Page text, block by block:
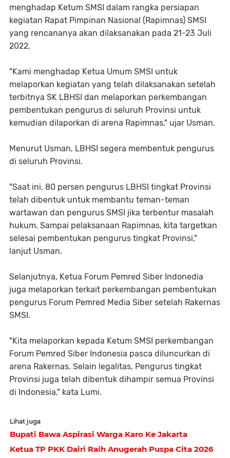
menghadap Ketum SMSI dalam rangka persiapan
kegiatan Rapat Pimpinan Nasional (Rapimnas) SMSI
yang rencananya akan dilaksanakan pada 21-23 Juli
2022.
"Kami menghadap Ketua Umum SMSI untuk
melaporkan kegiatan yang telah dilaksanakan setelah
terbitnya SK LBHSI dan melaporkan perkembangan
pembentukan pengurus di seluruh Provinsi untuk
kemudian dilaporkan di arena Rapimnas," ujar Usman.
Menurut Usman, LBHSI segera membentuk pengurus
di seluruh Provinsi.
"Saat ini, 80 persen pengurus LBHSI tingkat Provinsi
telah dibentuk untuk membantu teman-teman
wartawan dan pengurus SMSI jika terbentur masalah
hukum. Sampai pelaksanaan Rapimnas, kita targetkan
selesai pembentukan pengurus tingkat Provinsi,"
lanjut Usman.
Selanjutnya, Ketua Forum Pemred Siber Indonedia
juga melaporkan terkait perkembangan pembentukan
pengurus Forum Pemred Media Siber setelah Rakernas
SMSI.
"Kita melaporkan kepada Ketum SMSI perkembangan
Forum Pemred Siber Indonesia pasca diluncurkan di
arena Rakernas. Selain legalitas, Pengurus tingkat
Provinsi juga telah dibentuk dihampir semua Provinsi
di Indonesia," kata Lumi.
Lihat juga
Bupati Bawa Aspirasi Warga Karo Ke Jakarta
Ketua TP PKK Dairi Raih Anugerah Puspa Cita 2026